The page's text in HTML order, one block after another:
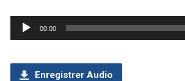
Lecteur
audio
00:00
Enregistrer Audio